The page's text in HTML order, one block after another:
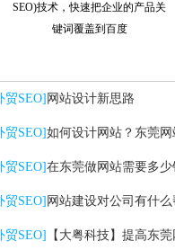
SEO)技术，快速把企业的产品关
键词覆盖到百度
贸SEO] 网站设计新思路
贸SEO]如何设计网站？东莞网
的核心是什么？
贸SEO]在东莞做网站需要多少
贸SEO] 网站建设对公司有什么
贸SEO] 【大粤科技】提高东